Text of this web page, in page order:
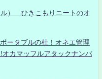
ル） ひきこもりニートのオ
ータブルの杜！オネエ管理
カマッフルアタックナンバ